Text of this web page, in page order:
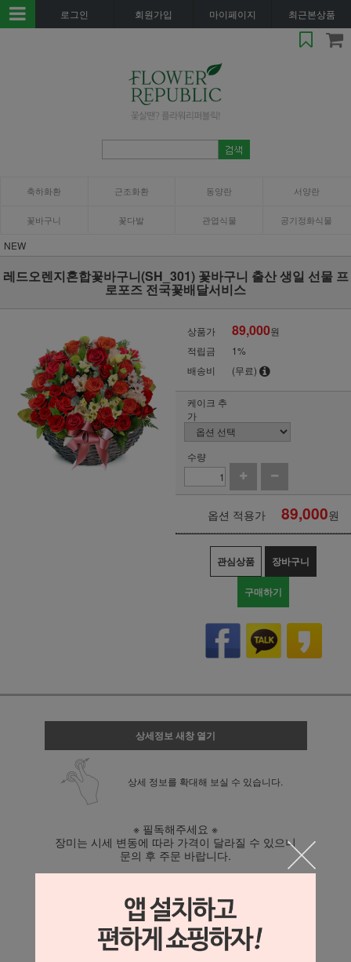
로그인 회원가입 마이페이지 최근본상품
축하화환 근조화환 동양란 서양란
꽃바구니 꽃다발 관엽식물 공기정화식물
NEW
레드오렌지혼합꽃바구니(SH_301) 꽃바구니 출산 생일 선물 프
로포즈 전국꽃배달서비스
상품가 89,000원
적립금
1%
배송비
(무료)
케이크 추
가
수량
옵션 적용가 89,000원
관심상품 장바구니
구매하기
상세정보 새창 열기
상세 정보를 확대해 보실 수 있습니다.
※ 필독해주세요 ※
장미는 시세 변동에 따라 가격이 달라질 수 있으니
문의 후 주문 바랍니다.